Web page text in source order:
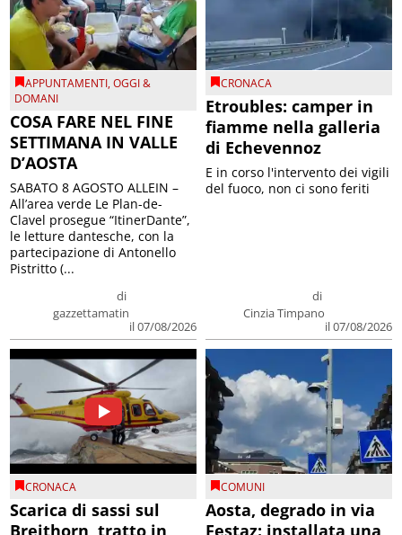
APPUNTAMENTI,OGGI &
DOMANI
COSA FARE NEL FINE
SETTIMANA IN VALLE
D’AOSTA
di
gazzettamatin
il 07/08/2026
SABATO 8 AGOSTO ALLEIN –
All’area verde Le Plan-de-
Clavel prosegue “ItinerDante”,
le letture dantesche, con la
partecipazione di Antonello
Pistritto (...
CRONACA
Etroubles: camper in
fiamme nella galleria
di Echevennoz
di
Cinzia Timpano
il 07/08/2026
E in corso l'intervento dei vigili
del fuoco, non ci sono feriti
CRONACA
Scarica di sassi sul
Breithorn, tratto in
COMUNI
Aosta, degrado in via
Festaz: installata una